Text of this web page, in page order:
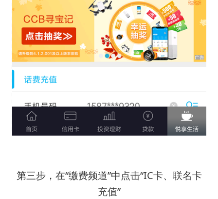
第三步，在“缴费频道”中点击“IC卡、联名卡
充值”